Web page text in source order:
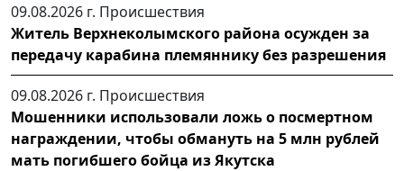
09.08.2026 г. Происшествия
Житель Верхнеколымского района осужден за
передачу карабина племяннику без разрешения
09.08.2026 г. Происшествия
Мошенники использовали ложь о посмертном
награждении, чтобы обмануть на 5 млн рублей
мать погибшего бойца из Якутска